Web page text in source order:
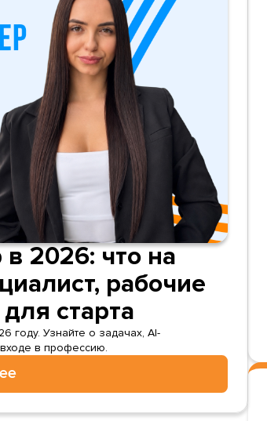
2026: что на
рабочие
старта
году. Узнайте о задачах, AI-
входе в профессию.